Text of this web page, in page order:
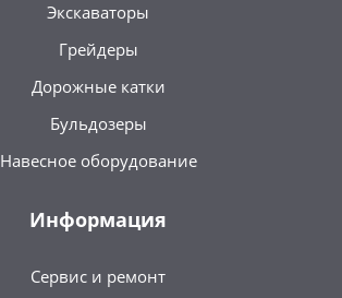
Экскаваторы
Грейдеры
Дорожные катки
Бульдозеры
Навесное оборудование
Информация
Сервис и ремонт